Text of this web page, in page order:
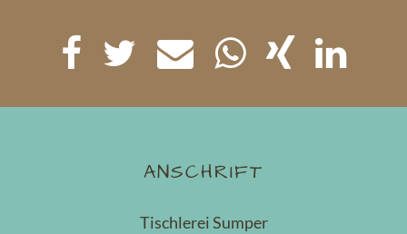
ANSCHRIFT
Tischlerei Sumper